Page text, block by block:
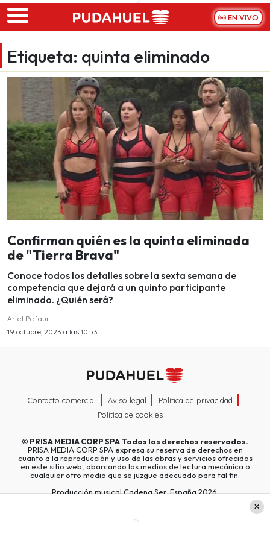
Skip to main content
EN VIVO
Etiqueta: quinta eliminado
Confirman quién es la quinta eliminada
de "Tierra Brava"
Conoce todos los detalles sobre la sexta semana de
competencia que dejará a un quinto participante
eliminado. ¿Quién será?
Ariel Pefaur
19 octubre, 2023 a las 10:53
Contacto comercial Aviso legal
Política de privacidad
Política de cookies
© PRISA MEDIA CORP SPATodos los derechos reservados.
PRISA MEDIA CORP SPA expresa su reserva de derechos en
cuanto a la reproducción y uso de las obras y servicios ofrecidos
en este sitio web, abarcando los medios de lectura mecánica o
cualquier otro medio que se juzgue adecuado para tal fin.
Producción musical Cadena Ser, España 2026.